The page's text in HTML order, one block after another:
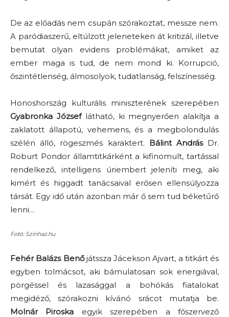
De az előadás nem csupán szórakoztat, messze nem.
A paródiaszerű, eltúlzott jeleneteken át kritizál, illetve
bemutat olyan evidens problémákat, amiket az
ember maga is tud, de nem mond ki. Korrupció,
őszintétlenség, álmosolyok, tudatlanság, felszínesség.
Honoshország kulturális miniszterének szerepében
Gyabronka Józseflátható, ki megnyerően alakítja a
zaklatott állapotú, vehemens, és a megbolondulás
szélén álló, rögeszmés karaktert. Bálint AndrásDr.
Roburt Pondor államtitkárként a kifinomult, tartással
rendelkező, intelligens úriembert jeleníti meg, aki
kimért és higgadt tanácsaival erősen ellensúlyozza
társát. Egy idő után azonban már ő sem tud béketűrő
lenni…
Fotó: Szinhaz.hu
Fehér Balázs Benőjátssza Jácekson Ajvart, a titkárt és
egyben tolmácsot, aki bámulatosan sok energiával,
pörgéssel és lazasággal a bohókás fiatalokat
megidéző, szórakozni kívánó srácot mutatja be.
Molnár Piroska egyik szerepében a főszervező